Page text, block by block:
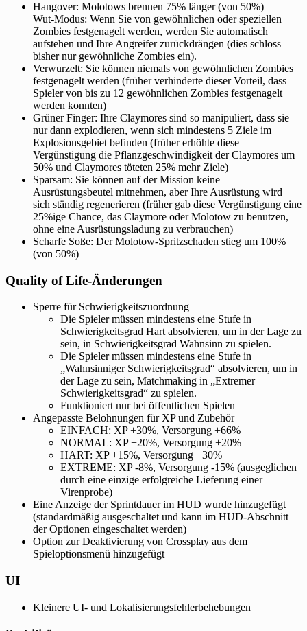
Hangover: Molotows brennen 75% länger (von 50%)
Wut-Modus: Wenn Sie von gewöhnlichen oder speziellen
Zombies festgenagelt werden, werden Sie automatisch
aufstehen und Ihre Angreifer zurückdrängen (dies schloss
bisher nur gewöhnliche Zombies ein).
Verwurzelt: Sie können niemals von gewöhnlichen Zombies
festgenagelt werden (früher verhinderte dieser Vorteil, dass
Spieler von bis zu 12 gewöhnlichen Zombies festgenagelt
werden konnten)
Grüner Finger: Ihre Claymores sind so manipuliert, dass sie
nur dann explodieren, wenn sich mindestens 5 Ziele im
Explosionsgebiet befinden (früher erhöhte diese
Vergünstigung die Pflanzgeschwindigkeit der Claymores um
50% und Claymores töteten 25% mehr Ziele)
Sparsam: Sie können auf der Mission keine
Ausrüstungsbeutel mitnehmen, aber Ihre Ausrüstung wird
sich ständig regenerieren (früher gab diese Vergünstigung eine
25%ige Chance, das Claymore oder Molotow zu benutzen,
ohne eine Ausrüstungsladung zu verbrauchen)
Scharfe Soße: Der Molotow-Spritzschaden stieg um 100%
(von 50%)
Quality of Life-Änderungen
Sperre für Schwierigkeitszuordnung
Die Spieler müssen mindestens eine Stufe in
Schwierigkeitsgrad Hart absolvieren, um in der Lage zu
sein, in Schwierigkeitsgrad Wahnsinn zu spielen.
Die Spieler müssen mindestens eine Stufe in
„Wahnsinniger Schwierigkeitsgrad“ absolvieren, um in
der Lage zu sein, Matchmaking in „Extremer
Schwierigkeitsgrad“ zu spielen.
Funktioniert nur bei öffentlichen Spielen
Angepasste Belohnungen für XP und Zubehör
EINFACH: XP +30%, Versorgung +66%
NORMAL: XP +20%, Versorgung +20%
HART: XP +15%, Versorgung +30%
EXTREME: XP -8%, Versorgung -15% (ausgeglichen
durch eine einzige erfolgreiche Lieferung einer
Virenprobe)
Eine Anzeige der Sprintdauer im HUD wurde hinzugefügt
(standardmäßig ausgeschaltet und kann im HUD-Abschnitt
der Optionen eingeschaltet werden)
Option zur Deaktivierung von Crossplay aus dem
Spieloptionsmenü hinzugefügt
UI
Kleinere UI- und Lokalisierungsfehlerbehebungen